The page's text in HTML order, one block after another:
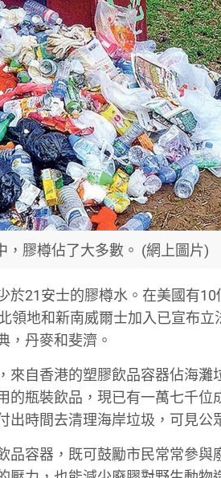
，膠樽佔了大多數。 (網上圖片)
21安士的膠樽水。在美國有
領地和新南威爾士加入已宣布
，丹麥和斐濟。
自香港的塑膠飲品容器佔海灘
的瓶裝飲品，現已有一萬七千位
時間去清理海岸垃圾，可見公
容器，既可鼓勵市民常常參與